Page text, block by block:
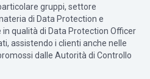
gruppi, settore
di Data Protection e
in qualità di Data Protection Officer
assistendo i clienti anche nelle
dalle Autorità di Controllo